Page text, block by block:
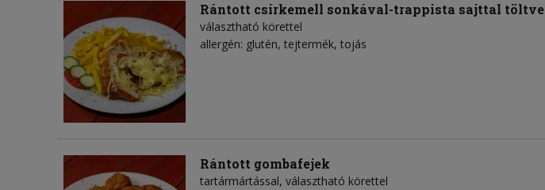
Rántott csirkemell sonkával-trappista sajttal töltve
választható körettel
allergén: glutén, tejtermék, tojás
Rántott gombafejek
tartármártással, választható körettel